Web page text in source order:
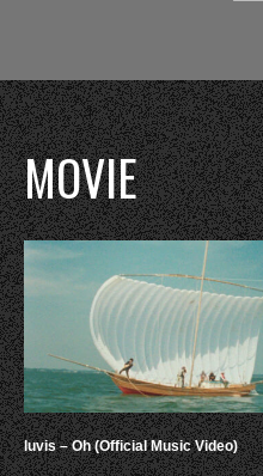
MOVIE
luvis – Oh (Official Music Video)